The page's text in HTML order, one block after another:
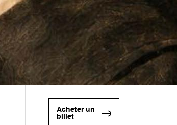
Acheter un
billet